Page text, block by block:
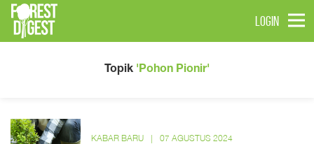
LOGIN
Topik 'Pohon Pionir'
KABAR BARU | 07 AGUSTUS 2024